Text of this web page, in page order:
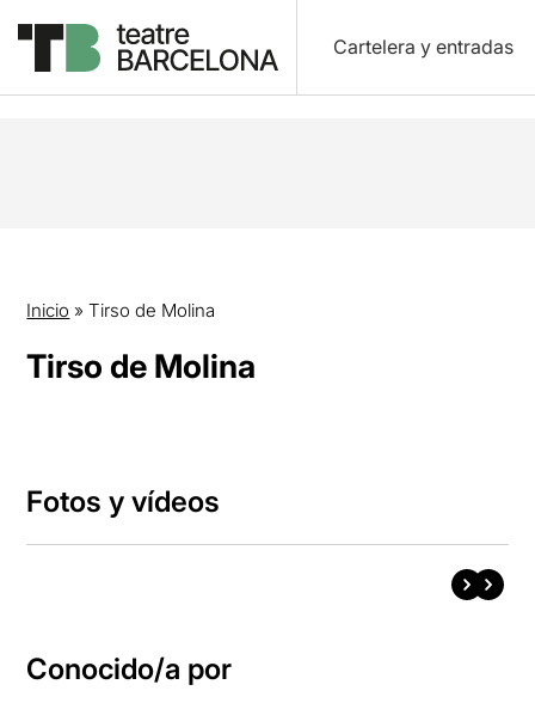
Cartelera y entradas
Inicio »Tirso de Molina
Tirso de Molina
Fotos y vídeos
Conocido/a por